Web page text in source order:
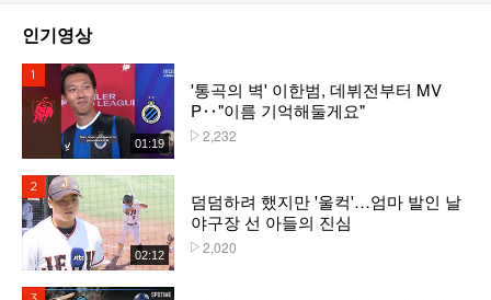
인기영상
01:19
'통곡의 벽' 이한범, 데뷔전부터 MV
P‥"이름 기억해둘게요"
2,232
02:12
덤덤하려 했지만 '울컥'…엄마 발인 날
야구장 선 아들의 진심
2,020